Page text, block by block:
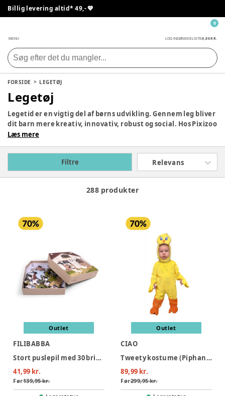
Billig levering altid* 49,- 💙
MENU LOG INDØNSKELISTE0,00 KR.
0
FORSIDE LEGETØJ
Legetøj
Legetid er en vigtig del af børns udvikling. Gennem leg bliver
dit barn mere kreativ, innovativ, robust og social. Hos Pixizoo
har vi samlet det bedste legetøj til både babyer og børn.
barn her.
Læs mere
Filtre Relevans
288 produkter
Outlet
FILIBABBA
Stort puslepil med 30 brikker - Bondegården
41,99 kr.
Før139,95 kr.
Outlet
CIAO
Tweety kostume (Piphans) - GUL
89,99 kr.
Før299,95 kr.